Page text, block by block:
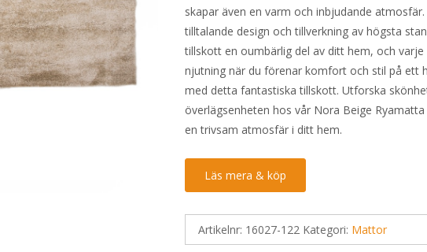
skapar även en varm och inbjudande
tilltalande design och tillverkning av högsta
tillskott en oumbärlig del av ditt hem, och varje
njutning när du förenar komfort och stil på ett
med detta fantastiska tillskott. Utforska
överlägsenheten hos vår Nora Beige
en trivsam atmosfär i ditt hem.
Läs mera & köp
Artikelnr: 16027-122 Kategori: Mattor